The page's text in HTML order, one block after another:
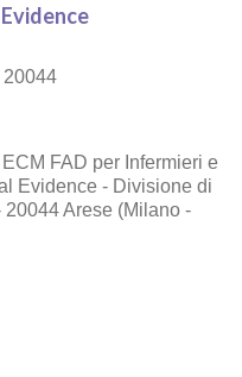
FAD per Infermieri e
Evidence - Divisione di
Arese (Milano -